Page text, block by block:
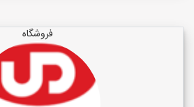
فروشگاه